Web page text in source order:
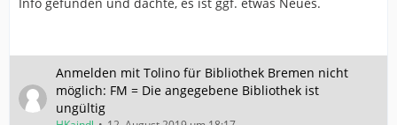
Anmelden mit Tolino für Bibliothek Bremen nicht
möglich: FM = Die angegebene Bibliothek ist
ungültig